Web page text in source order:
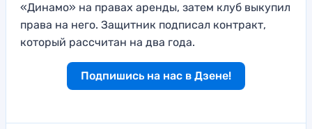
«Динамо» на правах аренды, затем клуб выкупил
права на него. Защитник подписал контракт,
который рассчитан на два года.
Подпишись на нас в Дзене!